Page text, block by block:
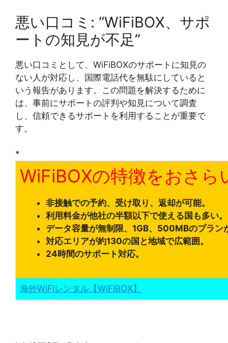
悪い口コミ: “WiFiBOX、サポ
ートの知見が不足”
悪い口コミとして、WiFiBOXのサポートに知見の
ない人が対応し、国際電話代を無駄にしていると
いう報告があります。この問題を解決するために
は、事前にサポートの評判や知見について調査
し、信頼できるサポートを利用することが重要で
す。
*
WiFiBOXの特徴をおさら
非接触での予約、受け取り、返却が可能。
利用料金が他社の半額以下で使える国も多い。
データ容量が無制限、1GB、500MBのプラン
対応エリアが約130の国と地域で広範囲。
24時間のサポート対応。
海外WiFiレンタル【WiFiBOX】